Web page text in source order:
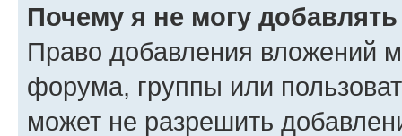
Почему я не могу
Право добавления вложений
форума, группы или
может не разрешить